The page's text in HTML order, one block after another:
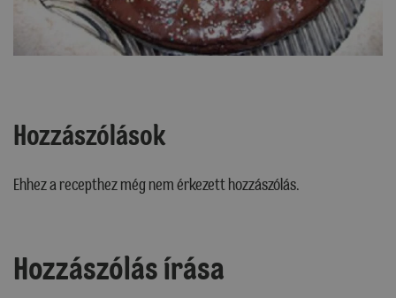
Hozzászólások
Ehhez a recepthez még nem érkezett hozzászólás.
Hozzászólás írása